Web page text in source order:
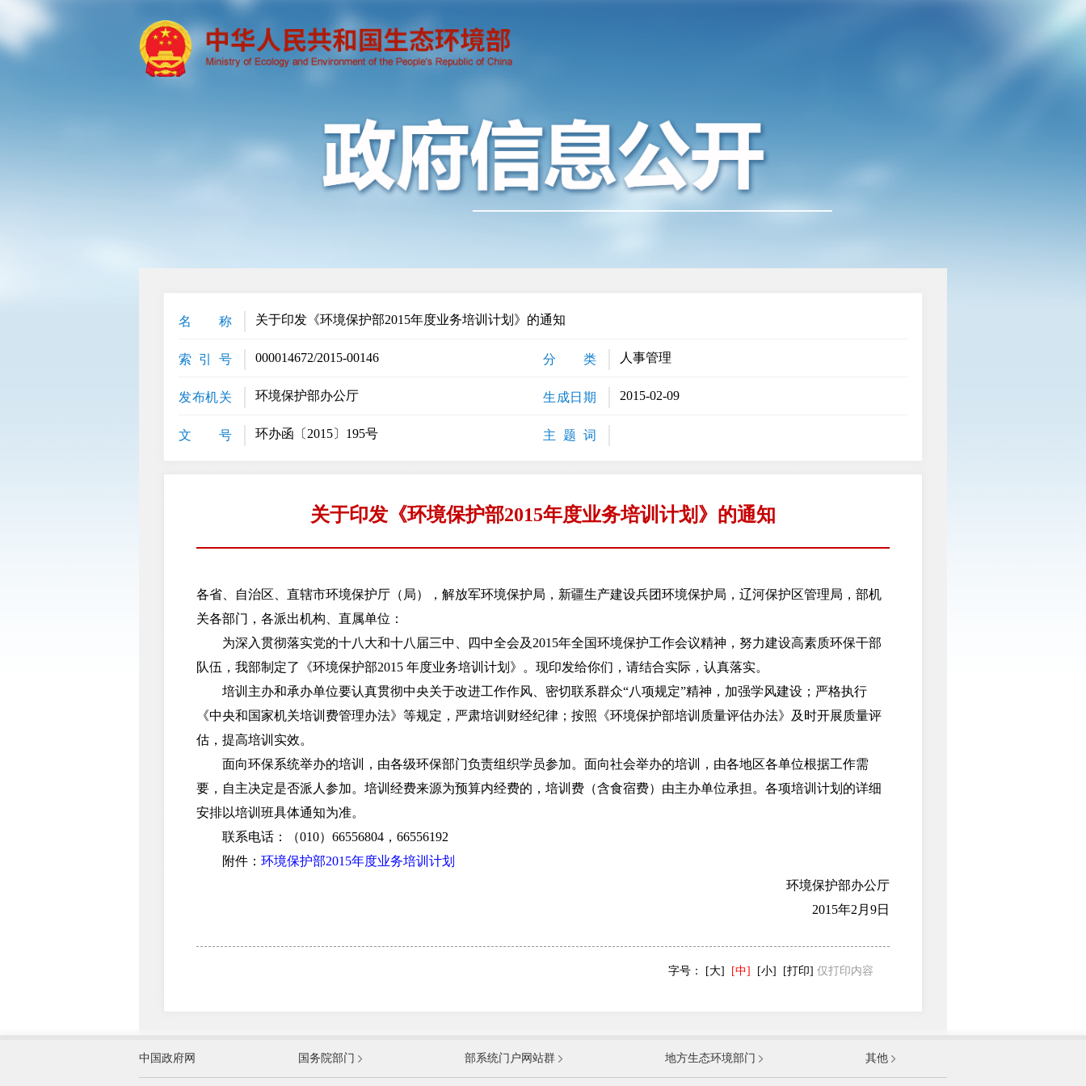
名 称 关于印发《环境保护部2015年度业务培训计划》的通知
索 引 号 000014672/2015-00146 分 类 人事管理
发布机关 环境保护部办公厅 生成日期 2015-02-09
文 号 环办函〔2015〕195号 主 题 词
关于印发《环境保护部2015年度业务培训计划》的通知
各省、自治区、直辖市环境保护厅（局），解放军环境保护局，新疆生产建设兵团环境保护局，辽河保护区管理局，部机
关各部门，各派出机构、直属单位：
为深入贯彻落实党的十八大和十八届三中、四中全会及2015年全国环境保护工作会议精神，努力建设高素质环保干部
队伍，我部制定了《环境保护部2015 年度业务培训计划》。现印发给你们，请结合实际，认真落实。
培训主办和承办单位要认真贯彻中央关于改进工作作风、密切联系群众“八项规定”精神，加强学风建设；严格执行
《中央和国家机关培训费管理办法》等规定，严肃培训财经纪律；按照《环境保护部培训质量评估办法》及时开展质量评
估，提高培训实效。
面向环保系统举办的培训，由各级环保部门负责组织学员参加。面向社会举办的培训，由各地区各单位根据工作需
要，自主决定是否派人参加。培训经费来源为预算内经费的，培训费（含食宿费）由主办单位承担。各项培训计划的详细
安排以培训班具体通知为准。
联系电话：（010）66556804，66556192
附件： 环境保护部2015年度业务培训计划
环境保护部办公厅
2015年2月9日
字号： [大] [中] [小] [打印] 仅打印内容
外交部 国防部
国家发展和改革委员会
中国政府网 国务院部门 部系统门户网站群 地方生态环境部门 其他